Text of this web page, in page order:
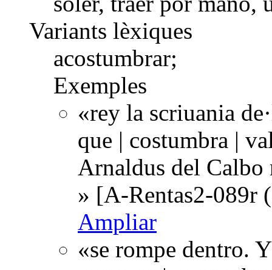
Variants lèxiques
acostumbrar;
Exemples
«rey la scriuania
que | costumbra |
Arnaldus del Calbo
» [A-Rentas2-089r
Ampliar
«se rompe dentro.